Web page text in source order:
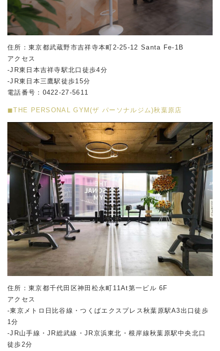
住所：東京都武蔵野市吉祥寺本町2-25-12 Santa Fe-1B
アクセス
-JR東日本吉祥寺駅北口徒歩4分
-JR東日本三鷹駅徒歩15分
電話番号：0422-27-5611
◼︎THE PERSONAL GYM(ザ パーソナルジム)秋葉原店
住所：東京都千代田区神田松永町11At第一ビル 6F
アクセス
-東京メトロ日比谷線・つくばエクスプレス秋葉原駅A3出口徒歩
1分
-JR山手線・JR総武線・JR京浜東北・根岸線秋葉原駅中央北口
徒歩2分